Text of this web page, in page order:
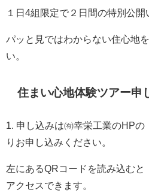
１日4組限定で２日間の特別公開
パッと見ではわからない住心地
い。
住まい心地体験ツアー申
1. 申し込みは㈲幸栄工業のHPの
りお申し込みください。
左にあるQRコードを読み込むと
アクセスできます。